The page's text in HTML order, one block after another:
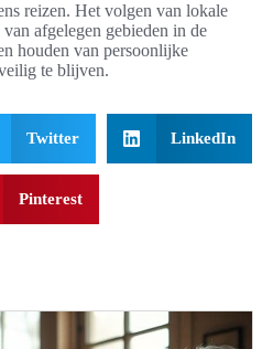
reizen. Het volgen van lokale
afgelegen gebieden in de
houden van persoonlijke
te blijven.
Twitter LinkedIn
Pinterest